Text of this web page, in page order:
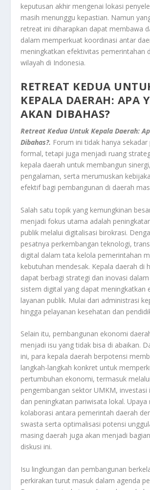
keputusan akhir mengenai lokasi
masih menunggu kepastian. Namun
retreat ini diharapkan dapat membawa
dalam memperkuat koordinasi antar
meningkatkan efektivitas pemerintahan
wilayah di Indonesia.
RETREAT KEDUA
KEPALA DAERAH: APA
AKAN DIBAHAS?
Retreat Kedua Untuk Kepala Daerah:
Dibahas?. Forum ini tidak hanya
formal, tetapi juga menjadi ruang
kepala daerah untuk membangun
pengalaman, serta merumuskan
efektif bagi pembangunan di daerah
Salah satu topik yang kemungkinan
menjadi fokus utama adalah
publik melalui digitalisasi birokrasi.
pesatnya perkembangan teknologi,
digital dalam tata kelola pemerintahan
kebutuhan mendesak. Kepala daerah di
dapat berbagi strategi dan inovasi
sistem digital yang dapat meningkatkan
layanan publik. Mulai dari administrasi
hingga pelayanan kesehatan dan
Selain itu, pembangunan ekonomi
menjadi isu yang tidak bisa di abaikan.
ini, para kepala daerah berpotensi
langkah-langkah konkret untuk
pertumbuhan ekonomi, termasuk melalui
pengembangan sektor UMKM, investasi
dan peningkatan pariwisata lokal.
kolaborasi antara pemerintah daerah
swasta serta optimalisasi potensi
masing daerah juga akan menjadi
diskusi ini.
Isu lingkungan dan pembangunan
perkirakan turut masuk dalam agenda